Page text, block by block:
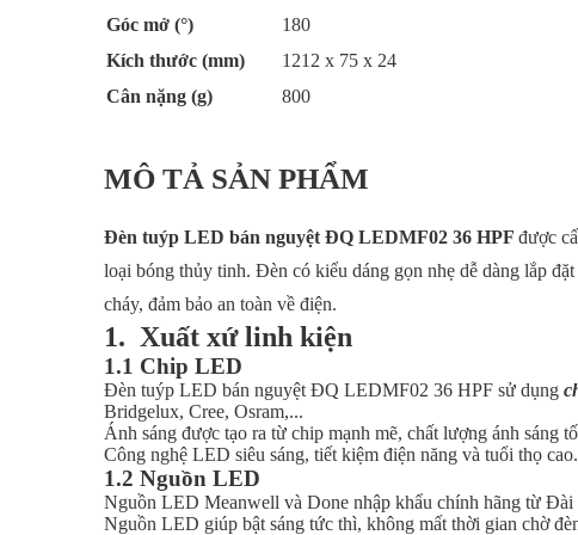
Góc mở (°)
180
Kích thước (mm)
1212 x 75 x 24
Cân nặng (g)
800
MÔ TẢ SẢN PHẨM
Đèn tuýp LED bán nguyệt ĐQ LEDMF02 36 HPF được
loại bóng thủy tinh. Đèn có kiểu dáng gọn nhẹ dễ dàng lắp
cháy, đảm bảo an toàn về điện.
1. Xuất xứ linh kiện
1.1 Chip LED
Đèn tuýp LED bán nguyệt ĐQ LEDMF02 36 HPF sử dụng
Bridgelux, Cree, Osram,...
Ánh sáng được tạo ra từ chip mạnh mẽ, chất lượng ánh sáng
Công nghệ LED siêu sáng, tiết kiệm điện năng và tuổi thọ cao.
1.2 Nguồn LED
Nguồn LED Meanwell và Done nhập khẩu chính hãng từ Đài
Nguồn LED giúp bật sáng tức thì, không mất thời gian chờ